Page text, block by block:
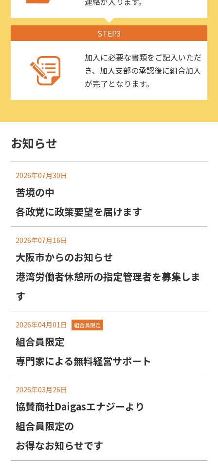
STEP3
加入に必要な書類をご記入いただ
き、加入支部の承認後に組合加入
が完了となります。
お知らせ
2026年07月30日
苦境の中
各政党に政策要望を届けます
2026年07月16日
大阪市からのお知らせ
港湾労働者休憩所の指定管理者を募集しま
す
2026年04月01日 組合員限定
組合員限定
専門家による無料経営サポート
2026年03月26日
協賛商社Daigasエナジーより
組合員限定の
お得なお知らせです